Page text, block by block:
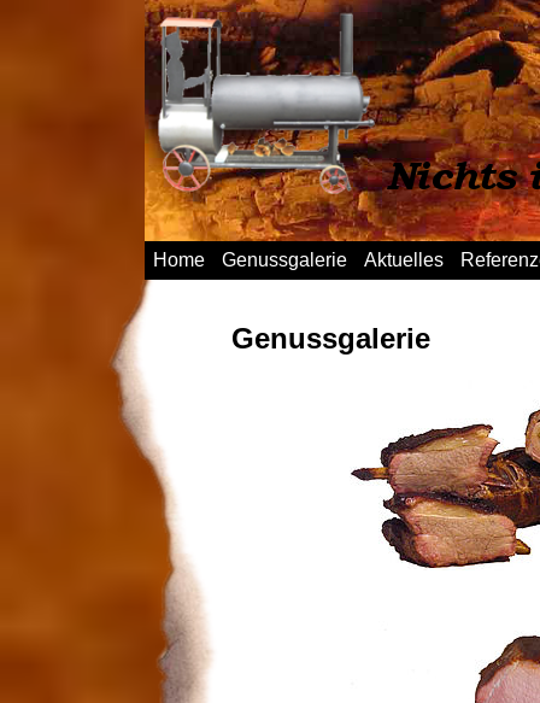
Home Genussgalerie Aktuelles
Genussgalerie